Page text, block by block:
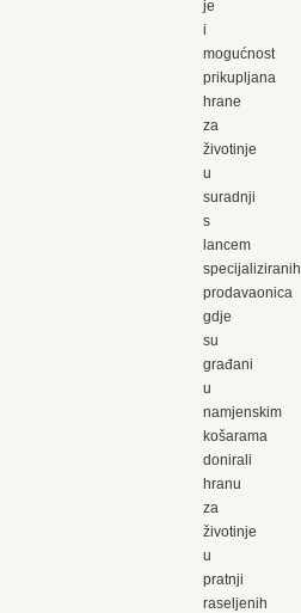
je
i
mogućnost
prikupljana
hrane
za
životinje
u
suradnji
s
lancem
specijaliziranih
prodavaonica
gdje
su
građani
u
namjenskim
košarama
donirali
hranu
za
životinje
u
pratnji
raseljenih